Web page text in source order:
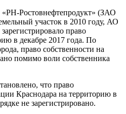
Ростовнефтепродукт» (ЗАО
участок в 2010 году, АО
право
в декабре 2017 года. По
право собственности на
помимо воли собственника
что право
Краснодара на территорию в
не зарегистрировано.